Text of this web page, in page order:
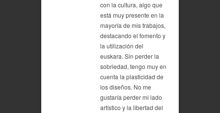
con la cultura, algo que
está muy presente en la
mayoría de mis trabajos,
destacando el fomento y
la utilización del
euskara. Sin perder la
sobriedad, tengo muy en
cuenta la plasticidad de
los diseños. No me
gustaría perder mi lado
artístico y la libertad del